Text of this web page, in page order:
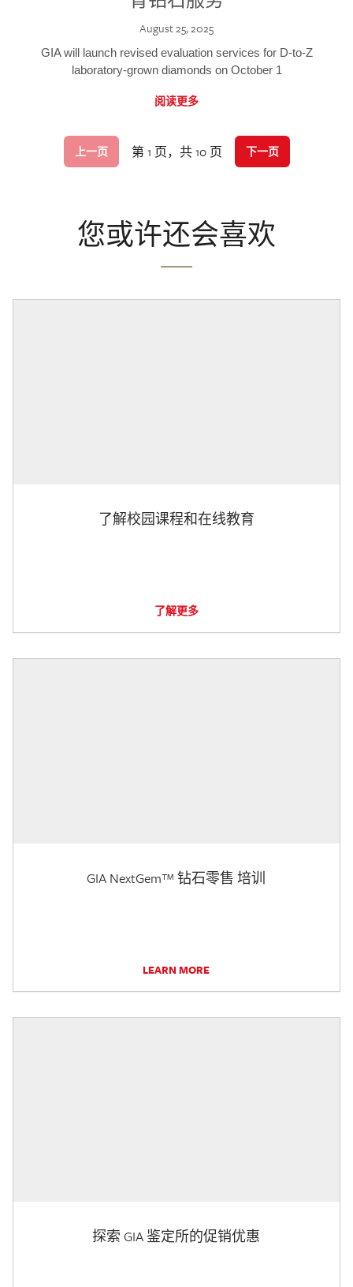
August 25, 2025
GIA will launch revised evaluation services for D-to-Z
laboratory-grown diamonds on October 1
阅读更多
上一页 第 1 页，共 10 页 下一页
您或许还会喜欢
了解校园课程和在线教育
了解更多
GIA NextGem™ 钻石零售 培训
LEARN MORE
探索 GIA 鉴定所的促销优惠